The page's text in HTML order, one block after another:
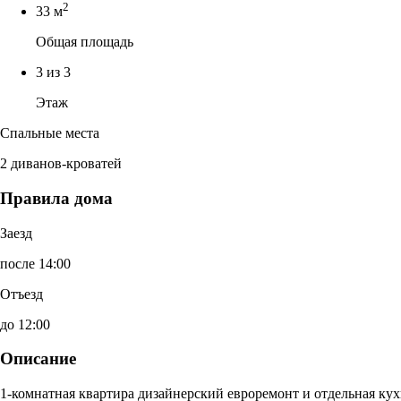
33 м2
Общая площадь
3 из 3
Этаж
Спальные места
2 диванов-кроватей
Правила дома
Заезд
после 14:00
Отъезд
до 12:00
Описание
1-комнатная квартира дизайнерский евроремонт и отдельная